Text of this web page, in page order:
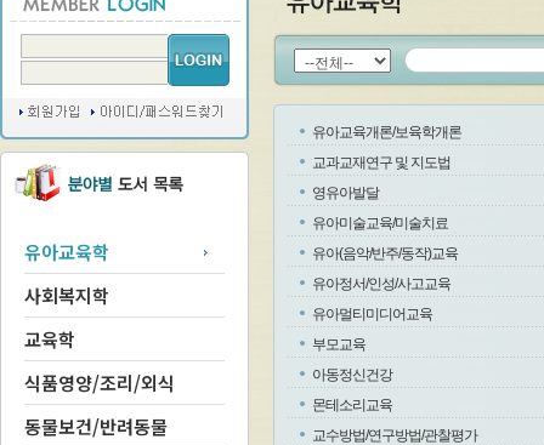
유아교육학
사회복지학
교육학
식품영양/조리/외식
동물보건/반려동물
유아교육개론/보육학개론
교과교재연구 및 지도법
영유아발달
유아미술교육/미술치료
유아(음악/반주/동작)교육
유아정서/인성/사고교육
유아멀티미디어교육
부모교육
아동정신건강
몬테소리교육
교수방법/연구방법/관찰평가